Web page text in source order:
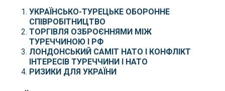
УКРАЇНСЬКО-ТУРЕЦЬКЕ ОБОРОННЕ
СПІВРОБІТНИЦТВО
ТОРГІВЛЯ ОЗБРОЄННЯМИ МІЖ
ТУРЕЧЧИНОЮ І РФ
ЛОНДОНСЬКИЙ САМІТ НАТО І КОНФЛІКТ
ІНТЕРЕСІВ ТУРЕЧЧИНИ І НАТО
РИЗИКИ ДЛЯ УКРАЇНИ